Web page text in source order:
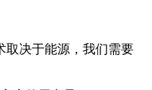
决于能源，我们需要